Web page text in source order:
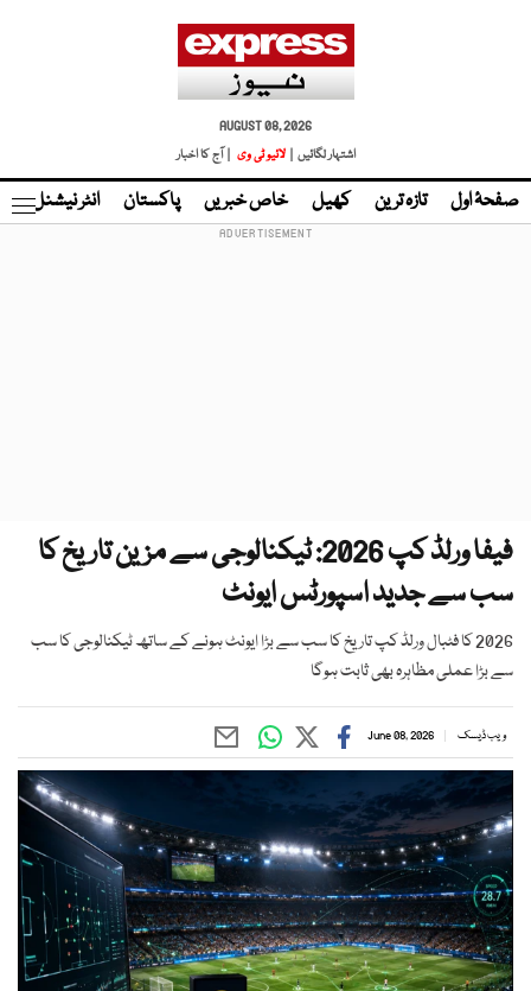
AUGUST 08, 2026
اشتہار لگائیں |
لائیو ٹی وی | آج کا اخبار
صفحۂ اول تازہ ترین کھیل خاص خبریں پاکستان انٹر نیشنل
فیفا ورلڈ کپ 2026: ٹیکنالوجی سے مزین تاریخ کا
سب سے جدید اسپورٹس ایونٹ
2026 کا فٹبال ورلڈ کپ تاریخ کا سب سے بڑا ایونٹ ہونے کے ساتھ ٹیکنالوجی کا سب
سے بڑا عملی مظاہرہ بھی ثابت ہوگا
ویب ڈیسک June 08, 2026